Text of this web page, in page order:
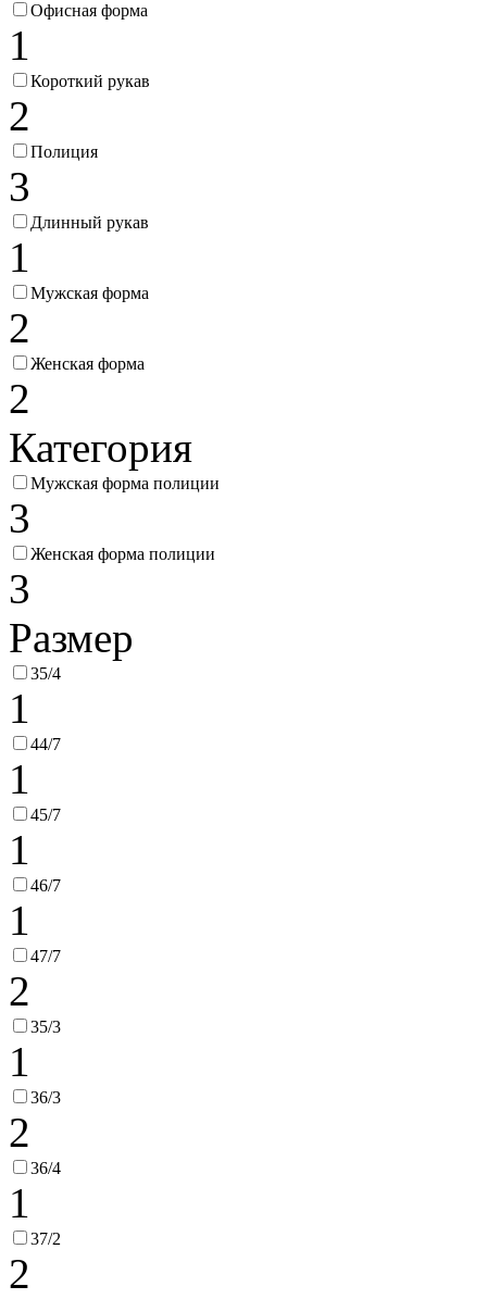
Офисная форма
1
Короткий рукав
2
Полиция
3
Длинный рукав
1
Мужская форма
2
Женская форма
2
Категория
Мужская форма полиции
3
Женская форма полиции
3
Размер
35/4
1
44/7
1
45/7
1
46/7
1
47/7
2
35/3
1
36/3
2
36/4
1
37/2
2